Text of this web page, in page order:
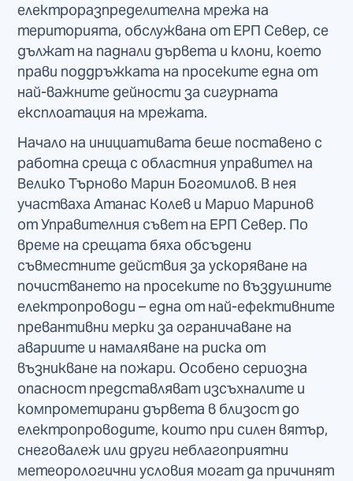
електроразпределителна мрежа на
територията, обслужвана от ЕРП Север, се
дължат на паднали дървета и клони, което
прави поддръжката на просеките една от
най-важните дейности за сигурната
експлоатация на мрежата.
Начало на инициативата беше поставено с
работна среща с областния управител на
Велико Търново Марин Богомилов. В нея
участваха Атанас Колев и Марио Маринов
от Управителния съвет на ЕРП Север. По
време на срещата бяха обсъдени
съвместните действия за ускоряване на
почистването на просеките по въздушните
електропроводи – една от най-ефективните
превантивни мерки за ограничаване на
авариите и намаляване на риска от
възникване на пожари. Особено сериозна
опасност представляват изсъхналите и
компрометирани дървета в близост до
електропроводите, които при силен вятър,
снеговалеж или други неблагоприятни
метеорологични условия могат да причинят